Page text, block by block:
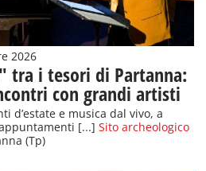
2026
tra i tesori di Partanna:
con grandi artisti
d’estate e musica dal vivo, a
[...] Sito archeologico
(Tp)